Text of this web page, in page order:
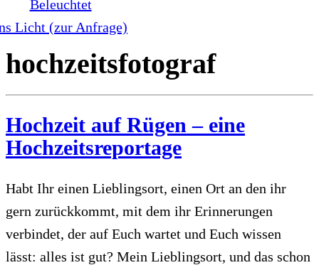
Beleuchtet
Licht (zur Anfrage)
hochzeitsfotograf
Hochzeit auf Rügen – eine
Hochzeitsreportage
Habt Ihr einen Lieblingsort, einen Ort an den ihr
gern zurückkommt, mit dem ihr Erinnerungen
verbindet, der auf Euch wartet und Euch wissen
lässt: alles ist gut? Mein Lieblingsort, und das schon